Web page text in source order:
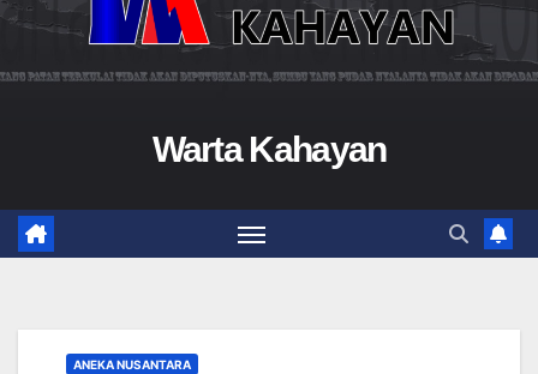
Warta Kahayan
ANEKA NUSANTARA